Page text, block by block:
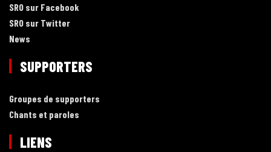
SRO sur Facebook
SRO sur Twitter
News
SUPPORTERS
Groupes de supporters
Chants et paroles
LIENS